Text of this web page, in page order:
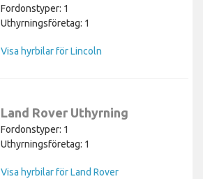
Fordonstyper: 1
Uthyrningsföretag: 1
Visa hyrbilar för Lincoln
Land Rover Uthyrning
Fordonstyper: 1
Uthyrningsföretag: 1
Visa hyrbilar för Land Rover